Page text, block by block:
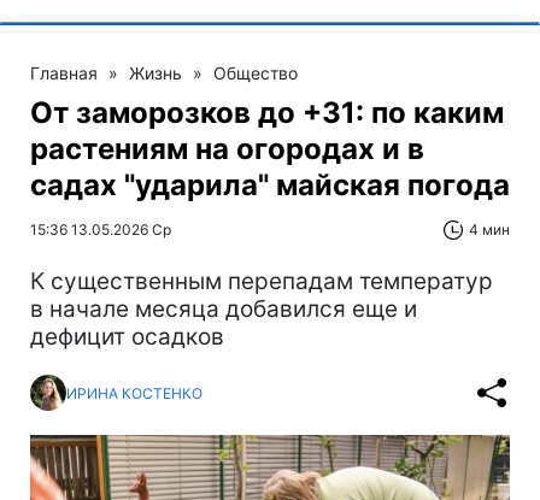
Главная » Жизнь » Общество
От заморозков до +31: по каким
растениям на огородах и в
садах "ударила" майская погода
15:36 13.05.2026 Ср 4 мин
К существенным перепадам температур
в начале месяца добавился еще и
дефицит осадков
ИРИНА КОСТЕНКО